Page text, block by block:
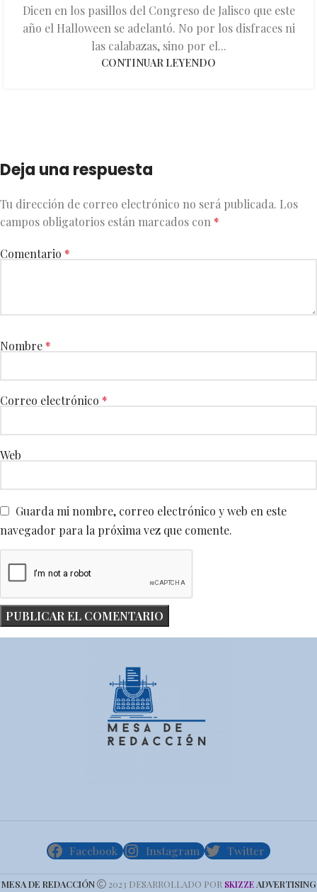
Dicen en los pasillos del Congreso de Jalisco que este
año el Halloween se adelantó. No por los disfraces ni
las calabazas, sino por el...
CONTINUAR LEYENDO
Deja una respuesta
Tu dirección de correo electrónico no será publicada. Los
campos obligatorios están marcados con *
Comentario *
Nombre *
Correo electrónico *
Web
Guarda mi nombre, correo electrónico y web en este
navegador para la próxima vez que comente.
Facebook Instagram Twitter
MESA DE REDACCIÓN 2023 DESARROLLADO POR SKIZZEADVERTISING